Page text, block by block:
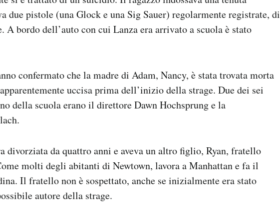
due pistole (una Glock e una Sig Sauer) regolarmente registrate, di
A bordo dell’auto con cui Lanza era arrivato a scuola è stato
confermato che la madre di Adam, Nancy, è stata trovata morta
uccisa prima dell’inizio della strage. Due dei sei
della scuola erano il direttore Dawn Hochsprung e la
divorziata da quattro anni e aveva un altro figlio, Ryan, fratello
molti degli abitanti di Newtown, lavora a Manhattan e fa il
Il fratello non è sospettato, anche se inizialmente era stato
autore della strage.